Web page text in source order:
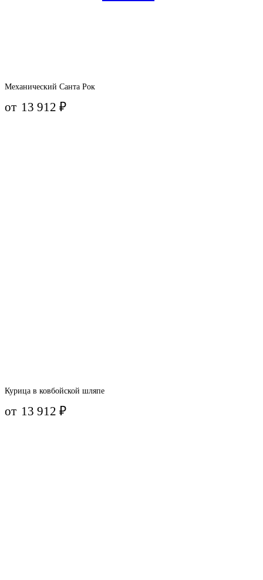
Механический Санта Рок
от 13 912₽
Курица в ковбойской шляпе
от 13 912₽